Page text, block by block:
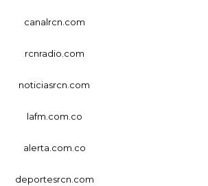
canalrcn.com
rcnradio.com
noticiasrcn.com
lafm.com.co
alerta.com.co
deportesrcn.com